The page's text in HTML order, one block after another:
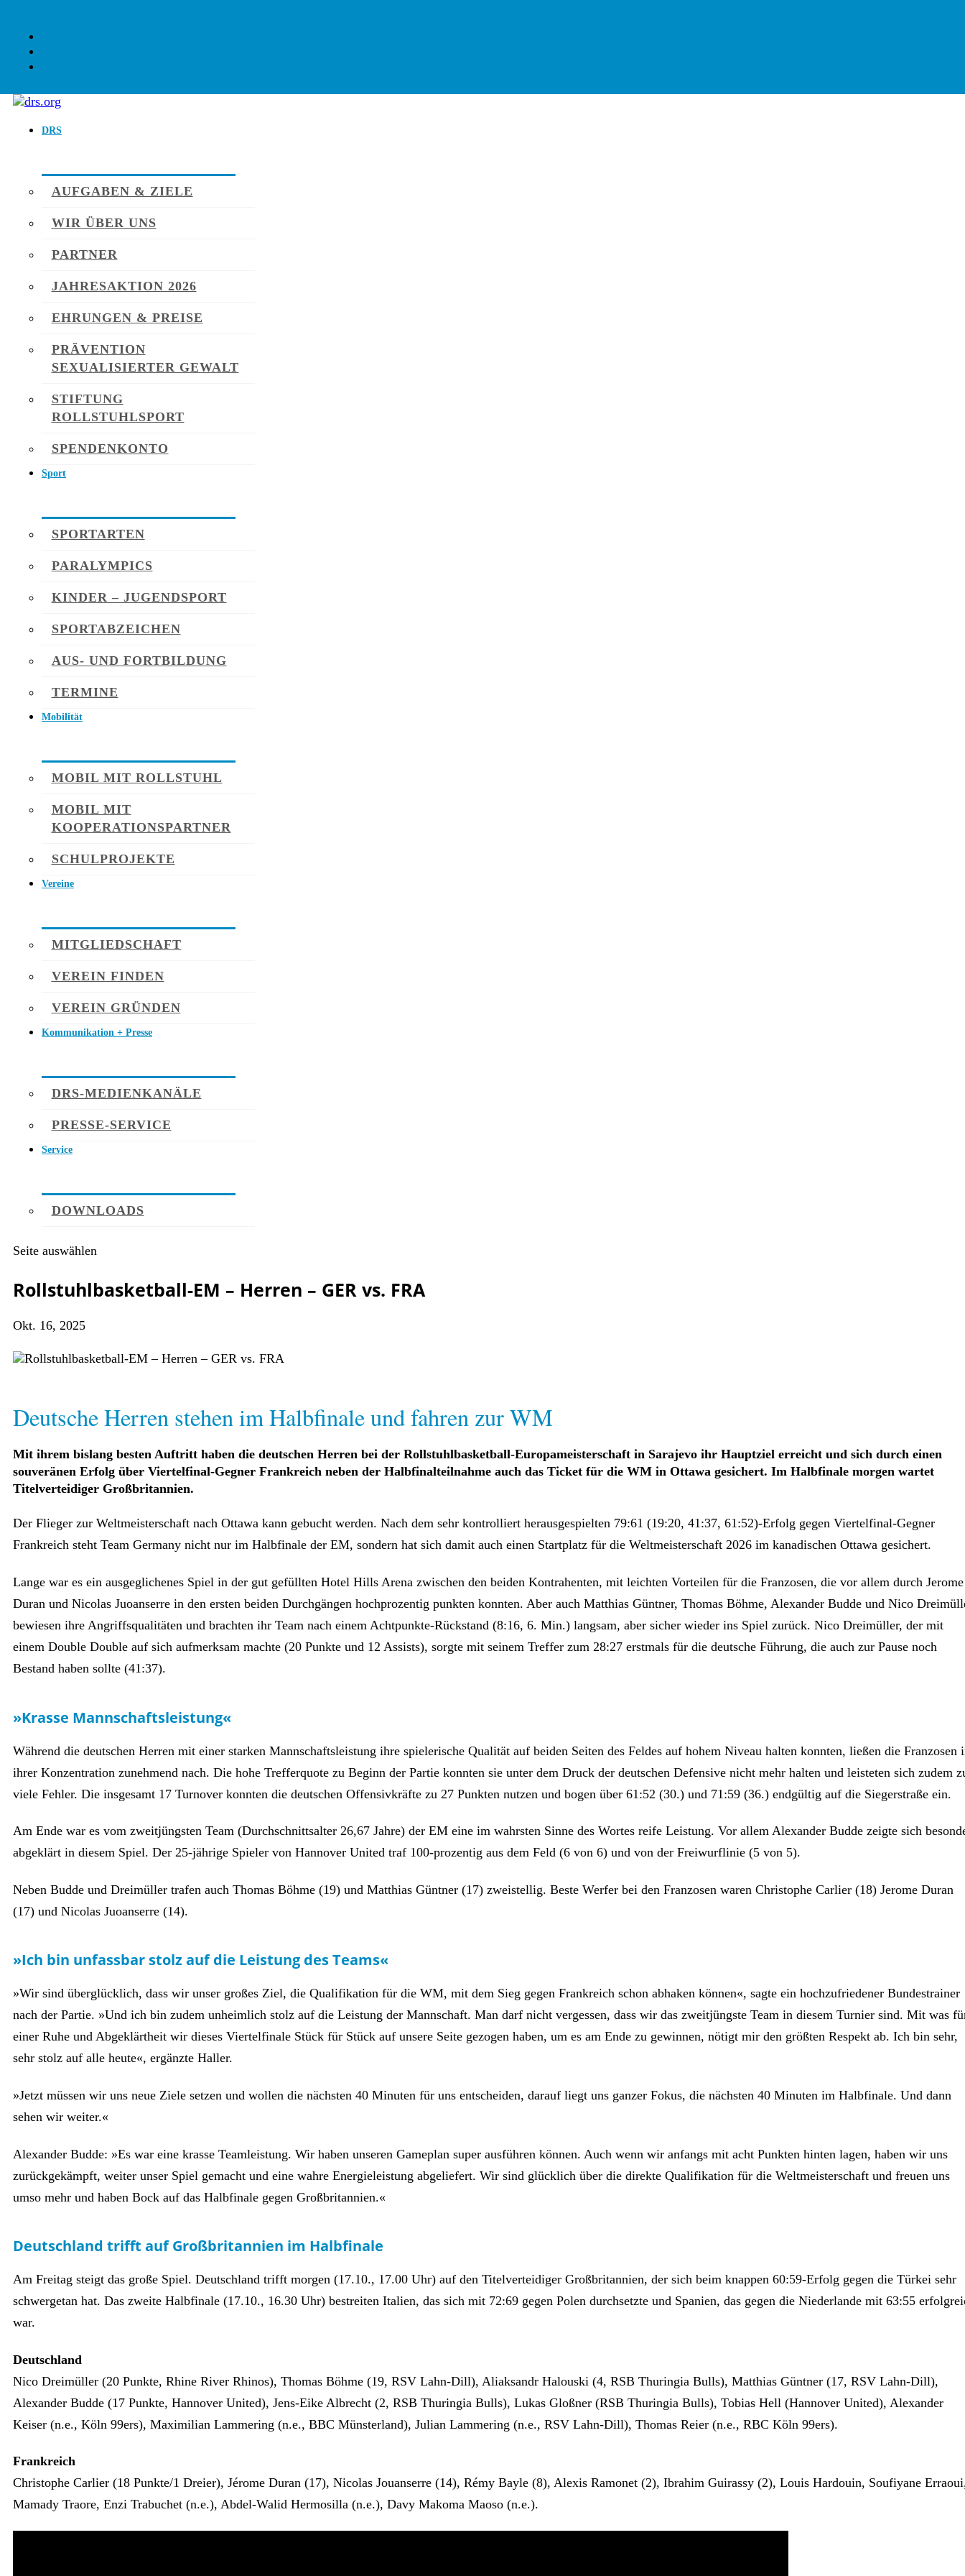
DRS
AUFGABEN & ZIELE
WIR ÜBER UNS
PARTNER
JAHRESAKTION 2026
EHRUNGEN & PREISE
PRÄVENTION
SEXUALISIERTER GEWALT
STIFTUNG
ROLLSTUHLSPORT
SPENDENKONTO
Sport
SPORTARTEN
PARALYMPICS
KINDER – JUGENDSPORT
SPORTABZEICHEN
AUS- UND FORTBILDUNG
TERMINE
Mobilität
MOBIL MIT ROLLSTUHL
MOBIL MIT
KOOPERATIONSPARTNER
SCHULPROJEKTE
Vereine
MITGLIEDSCHAFT
VEREIN FINDEN
VEREIN GRÜNDEN
Kommunikation + Presse
DRS-MEDIENKANÄLE
PRESSE-SERVICE
Service
DOWNLOADS
Seite auswählen
Rollstuhlbasketball-EM – Herren – GER vs. FRA
Okt. 16, 2025
Deutsche Herren stehen im Halbfinale und fahren zur WM
Mit ihrem bislang besten Auftritt haben die deutschen Herren bei der Rollstuhlbasketball-Europameisterschaft in Sarajevo ihr Hauptziel erreicht und sich durch einen
souveränen Erfolg über Viertelfinal-Gegner Frankreich neben der Halbfinalteilnahme auch das Ticket für die WM in Ottawa gesichert. Im Halbfinale morgen wartet
Titelverteidiger Großbritannien.
Der Flieger zur Weltmeisterschaft nach Ottawa kann gebucht werden. Nach dem sehr kontrolliert herausgespielten 79:61 (19:20, 41:37, 61:52)-Erfolg gegen Viertelfinal-Gegner
Frankreich steht Team Germany nicht nur im Halbfinale der EM, sondern hat sich damit auch einen Startplatz für die Weltmeisterschaft 2026 im kanadischen Ottawa gesichert.
Lange war es ein ausgeglichenes Spiel in der gut gefüllten Hotel Hills Arena zwischen den beiden Kontrahenten, mit leichten Vorteilen für die Franzosen, die vor allem durch Jerome
Duran und Nicolas Juoanserre in den ersten beiden Durchgängen hochprozentig punkten konnten. Aber auch Matthias Güntner, Thomas Böhme, Alexander Budde und Nico
bewiesen ihre Angriffsqualitäten und brachten ihr Team nach einem Achtpunkte-Rückstand (8:16, 6. Min.) langsam, aber sicher wieder ins Spiel zurück. Nico Dreimüller, der mit
einem Double Double auf sich aufmerksam machte (20 Punkte und 12 Assists), sorgte mit seinem Treffer zum 28:27 erstmals für die deutsche Führung, die auch zur Pause noch
Bestand haben sollte (41:37).
»Krasse Mannschaftsleistung«
Während die deutschen Herren mit einer starken Mannschaftsleistung ihre spielerische Qualität auf beiden Seiten des Feldes auf hohem Niveau halten konnten, ließen die Franzosen
ihrer Konzentration zunehmend nach. Die hohe Trefferquote zu Beginn der Partie konnten sie unter dem Druck der deutschen Defensive nicht mehr halten und leisteten sich zudem
viele Fehler. Die insgesamt 17 Turnover konnten die deutschen Offensivkräfte zu 27 Punkten nutzen und bogen über 61:52 (30.) und 71:59 (36.) endgültig auf die Siegerstraße ein.
Am Ende war es vom zweitjüngsten Team (Durchschnittsalter 26,67 Jahre) der EM eine im wahrsten Sinne des Wortes reife Leistung. Vor allem Alexander Budde zeigte sich
abgeklärt in diesem Spiel. Der 25-jährige Spieler von Hannover United traf 100-prozentig aus dem Feld (6 von 6) und von der Freiwurflinie (5 von 5).
Neben Budde und Dreimüller trafen auch Thomas Böhme (19) und Matthias Güntner (17) zweistellig. Beste Werfer bei den Franzosen waren Christophe Carlier (18) Jerome Duran
(17) und Nicolas Juoanserre (14).
»Ich bin unfassbar stolz auf die Leistung des Teams«
»Wir sind überglücklich, dass wir unser großes Ziel, die Qualifikation für die WM, mit dem Sieg gegen Frankreich schon abhaken können«, sagte ein hochzufriedener Bundestrainer
nach der Partie. »Und ich bin zudem unheimlich stolz auf die Leistung der Mannschaft. Man darf nicht vergessen, dass wir das zweitjüngste Team in diesem Turnier sind. Mit was
einer Ruhe und Abgeklärtheit wir dieses Viertelfinale Stück für Stück auf unsere Seite gezogen haben, um es am Ende zu gewinnen, nötigt mir den größten Respekt ab. Ich bin sehr,
sehr stolz auf alle heute«, ergänzte Haller.
»Jetzt müssen wir uns neue Ziele setzen und wollen die nächsten 40 Minuten für uns entscheiden, darauf liegt uns ganzer Fokus, die nächsten 40 Minuten im Halbfinale. Und dann
sehen wir weiter.«
Alexander Budde: »Es war eine krasse Teamleistung. Wir haben unseren Gameplan super ausführen können. Auch wenn wir anfangs mit acht Punkten hinten lagen, haben wir uns
zurückgekämpft, weiter unser Spiel gemacht und eine wahre Energieleistung abgeliefert. Wir sind glücklich über die direkte Qualifikation für die Weltmeisterschaft und freuen uns
umso mehr und haben Bock auf das Halbfinale gegen Großbritannien.«
Deutschland trifft auf Großbritannien im Halbfinale
Am Freitag steigt das große Spiel. Deutschland trifft morgen (17.10., 17.00 Uhr) auf den Titelverteidiger Großbritannien, der sich beim knappen 60:59-Erfolg gegen die Türkei sehr
schwergetan hat. Das zweite Halbfinale (17.10., 16.30 Uhr) bestreiten Italien, das sich mit 72:69 gegen Polen durchsetzte und Spanien, das gegen die Niederlande mit 63:55
war.
Deutschland
Nico Dreimüller (20 Punkte, Rhine River Rhinos), Thomas Böhme (19, RSV Lahn-Dill), Aliaksandr Halouski (4, RSB Thuringia Bulls), Matthias Güntner (17, RSV Lahn-Dill),
Alexander Budde (17 Punkte, Hannover United), Jens-Eike Albrecht (2, RSB Thuringia Bulls), Lukas Gloßner (RSB Thuringia Bulls), Tobias Hell (Hannover United), Alexander
Keiser (n.e., Köln 99ers), Maximilian Lammering (n.e., BBC Münsterland), Julian Lammering (n.e., RSV Lahn-Dill), Thomas Reier (n.e., RBC Köln 99ers).
Frankreich
Christophe Carlier (18 Punkte/1 Dreier), Jérome Duran (17), Nicolas Jouanserre (14), Rémy Bayle (8), Alexis Ramonet (2), Ibrahim Guirassy (2), Louis Hardouin, Soufiyane
Mamady Traore, Enzi Trabuchet (n.e.), Abdel-Walid Hermosilla (n.e.), Davy Makoma Maoso (n.e.).